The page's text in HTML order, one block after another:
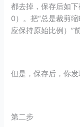
都去掉，保存后如
0）。把“总是裁剪
应保持原始比例）”
但是，保存后，你
第二步